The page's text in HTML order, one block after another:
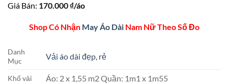
Giá Bán: 170.000 ₫/áo
Shop Có Nhận May Áo DàiNam Nữ Theo Số Đo
Danh
Mục
Vải áo dài đẹp, rẻ
Khổ vải Áo: 2 x 1,55 m2 Quần: 1m1 x 1m55